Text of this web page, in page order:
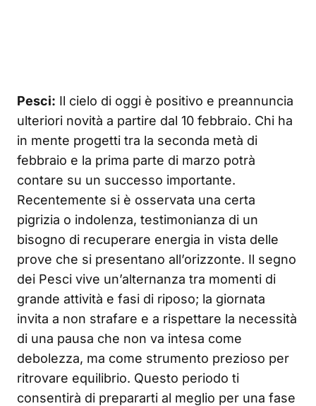
Pesci: Il cielo di oggi è positivo e preannuncia
ulteriori novità a partire dal 10 febbraio. Chi ha
in mente progetti tra la seconda metà di
febbraio e la prima parte di marzo potrà
contare su un successo importante.
Recentemente si è osservata una certa
pigrizia o indolenza, testimonianza di un
bisogno di recuperare energia in vista delle
prove che si presentano all’orizzonte. Il segno
dei Pesci vive un’alternanza tra momenti di
grande attività e fasi di riposo; la giornata
invita a non strafare e a rispettare la necessità
di una pausa che non va intesa come
debolezza, ma come strumento prezioso per
ritrovare equilibrio. Questo periodo ti
consentirà di prepararti al meglio per una fase